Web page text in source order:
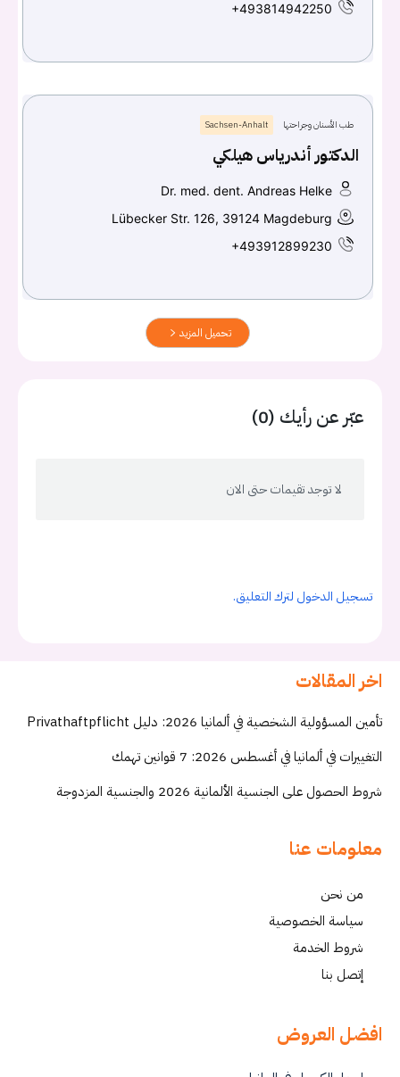
+493814942250
طب الأسنان وجراحتها Sachsen-Anhalt
الدكتور أندرياس هيلكي
Dr. med. dent. Andreas Helke
Lübecker Str. 126, 39124 Magdeburg
+493912899230
تحميل المزيد
عبّر عن رأيك (0)
لا توجد تقيمات حتى الان
تسجيل الدخول لترك التعليق.
اخر المقالات
تأمين المسؤولية الشخصية في ألمانيا 2026: دليل Privathaftpflicht
التغييرات في ألمانيا في أغسطس 2026: 7 قوانين تهمك
شروط الحصول على الجنسية الألمانية 2026 والجنسية المزدوجة
معلومات عنا
من نحن
سياسة الخصوصية
شروط الخدمة
إتصل بنا
افضل العروض